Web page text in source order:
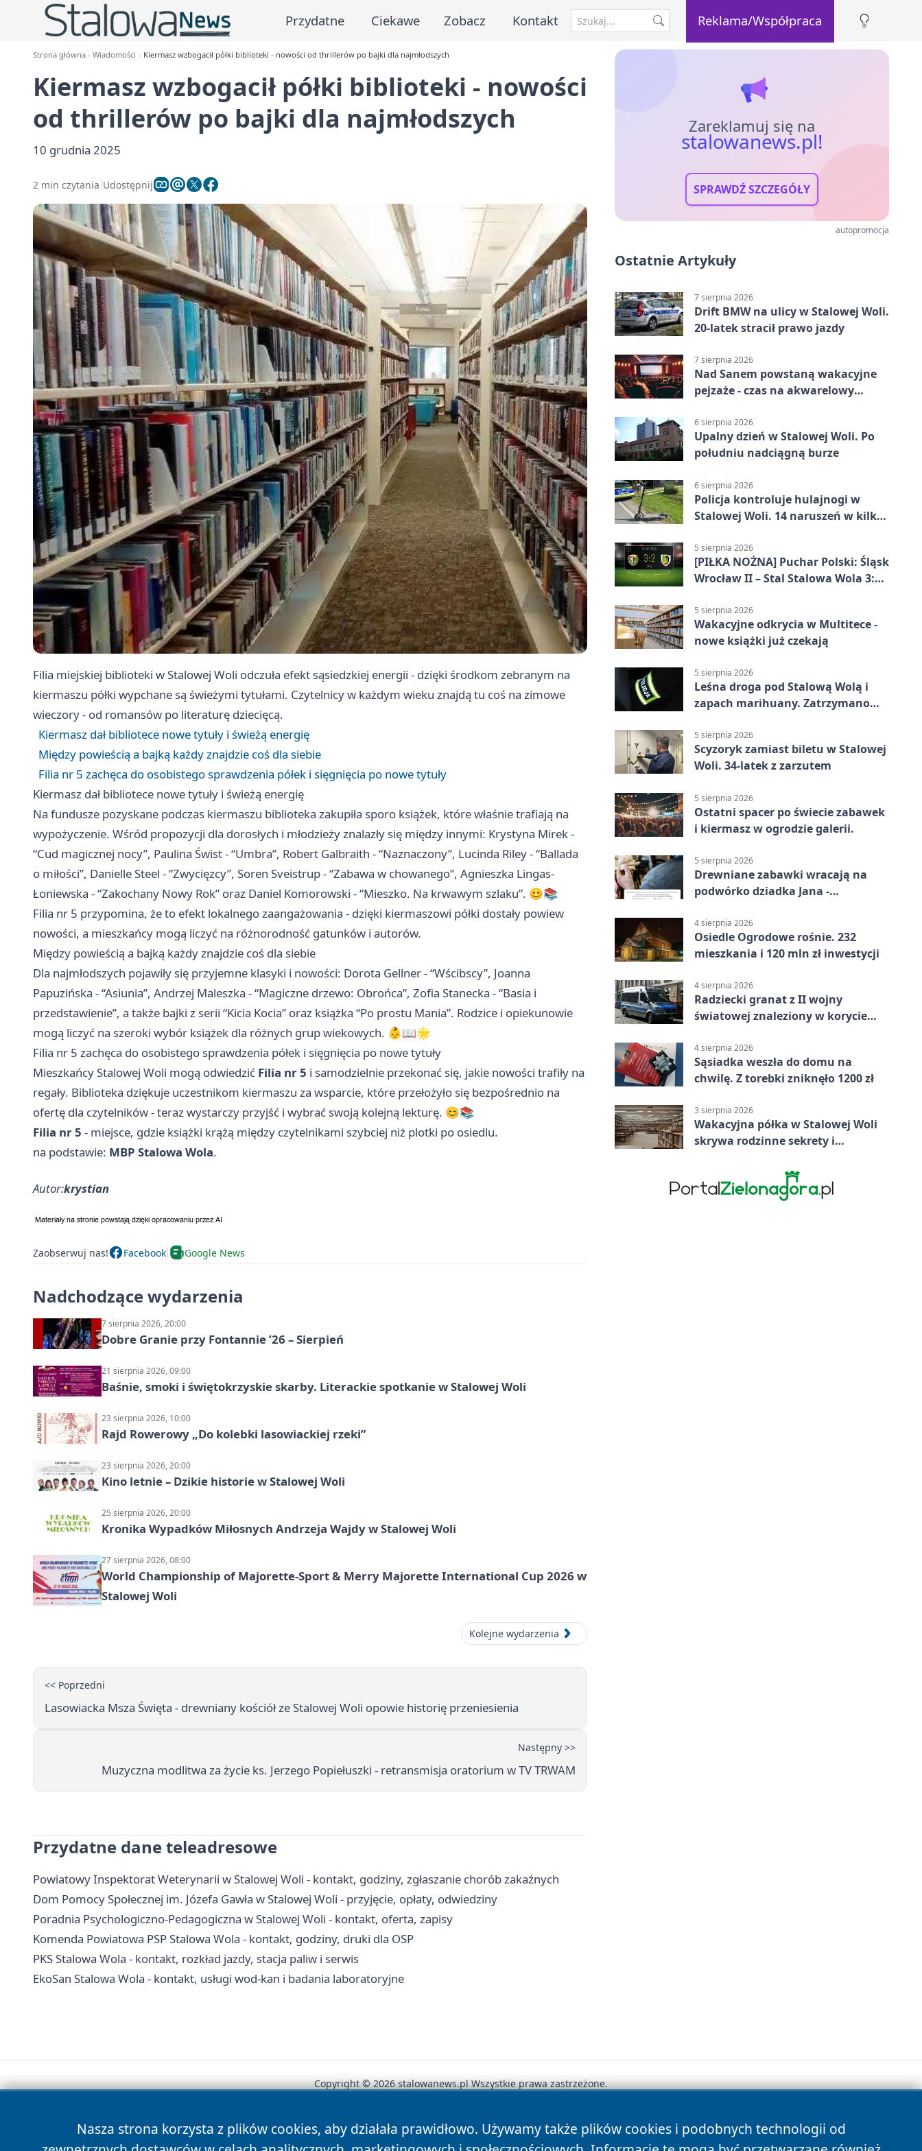
Przydatne Ciekawe Zobacz Kontakt Reklama/Współpraca
Strona główna Wiadomości Kiermasz wzbogacił półki biblioteki - nowości od thrillerów po bajki dla najmłodszych
Kiermasz wzbogacił półki biblioteki - nowości
od thrillerów po bajki dla najmłodszych
10 grudnia 2025
2 min czytania Udostępnij
Filia miejskiej biblioteki w Stalowej Woli odczuła efekt sąsiedzkiej energii - dzięki środkom zebranym na
kiermaszu półki wypchane są świeżymi tytułami. Czytelnicy w każdym wieku znajdą tu coś na zimowe
wieczory - od romansów po literaturę dziecięcą.
Kiermasz dał bibliotece nowe tytuły i świeżą energię
Między powieścią a bajką każdy znajdzie coś dla siebie
Filia nr 5 zachęca do osobistego sprawdzenia półek i sięgnięcia po nowe tytuły
Kiermasz dał bibliotece nowe tytuły i świeżą energię
Na fundusze pozyskane podczas kiermaszu biblioteka zakupiła sporo książek, które właśnie trafiają na
wypożyczenie. Wśród propozycji dla dorosłych i młodzieży znalazły się między innymi: Krystyna Mirek -
“Cud magicznej nocy”, Paulina Świst - “Umbra”, Robert Galbraith - “Naznaczony”, Lucinda Riley - “Ballada
o miłości”, Danielle Steel - “Zwycięzcy”, Soren Sveistrup - “Zabawa w chowanego”, Agnieszka Lingas-
Łoniewska - “Zakochany Nowy Rok” oraz Daniel Komorowski - “Mieszko. Na krwawym szlaku”. 😊📚
Filia nr 5 przypomina, że to efekt lokalnego zaangażowania - dzięki kiermaszowi półki dostały powiew
nowości, a mieszkańcy mogą liczyć na różnorodność gatunków i autorów.
Między powieścią a bajką każdy znajdzie coś dla siebie
Dla najmłodszych pojawiły się przyjemne klasyki i nowości: Dorota Gellner - “Wścibscy”, Joanna
Papuzińska - “Asiunia”, Andrzej Maleszka - “Magiczne drzewo: Obrońca”, Zofia Stanecka - “Basia i
przedstawienie”, a także bajki z serii “Kicia Kocia” oraz książka “Po prostu Mania”. Rodzice i opiekunowie
mogą liczyć na szeroki wybór książek dla różnych grup wiekowych. 👶📖🌟
Filia nr 5 zachęca do osobistego sprawdzenia półek i sięgnięcia po nowe tytuły
Mieszkańcy Stalowej Woli mogą odwiedzić Filia nr 5 i samodzielnie przekonać się, jakie nowości trafiły na
regały. Biblioteka dziękuje uczestnikom kiermaszu za wsparcie, które przełożyło się bezpośrednio na
ofertę dla czytelników - teraz wystarczy przyjść i wybrać swoją kolejną lekturę. 😊📚
Filia nr 5 - miejsce, gdzie książki krążą między czytelnikami szybciej niż plotki po osiedlu.
na podstawie: MBP Stalowa Wola.
Autor:krystian
Zaobserwuj nas! Facebook Google News
Nadchodzące wydarzenia
7 sierpnia 2026, 20:00
Dobre Granie przy Fontannie ’26 – Sierpień
21 sierpnia 2026, 09:00
Baśnie, smoki i świętokrzyskie skarby. Literackie spotkanie w Stalowej Woli
23 sierpnia 2026, 10:00
Rajd Rowerowy „Do kolebki lasowiackiej rzeki”
23 sierpnia 2026, 20:00
Kino letnie – Dzikie historie w Stalowej Woli
25 sierpnia 2026, 20:00
Kronika Wypadków Miłosnych Andrzeja Wajdy w Stalowej Woli
27 sierpnia 2026, 08:00
World Championship of Majorette-Sport & Merry Majorette International Cup 2026 w
Stalowej Woli
Kolejne wydarzenia
<< Poprzedni
Lasowiacka Msza Święta - drewniany kościół ze Stalowej Woli opowie historię przeniesienia
Następny >>
Muzyczna modlitwa za życie ks. Jerzego Popiełuszki - retransmisja oratorium w TV TRWAM
Przydatne dane teleadresowe
Powiatowy Inspektorat Weterynarii w Stalowej Woli - kontakt, godziny, zgłaszanie chorób zakaźnych
Dom Pomocy Społecznej im. Józefa Gawła w Stalowej Woli - przyjęcie, opłaty, odwiedziny
Poradnia Psychologiczno-Pedagogiczna w Stalowej Woli - kontakt, oferta, zapisy
Komenda Powiatowa PSP Stalowa Wola - kontakt, godziny, druki dla OSP
PKS Stalowa Wola - kontakt, rozkład jazdy, stacja paliw i serwis
EkoSan Stalowa Wola - kontakt, usługi wod-kan i badania laboratoryjne
Zareklamuj się na
stalowanews.pl!
SPRAWDŹ SZCZEGÓŁY
autopromocja
Ostatnie Artykuły
7 sierpnia 2026
Drift BMW na ulicy w Stalowej Woli.
20-latek stracił prawo jazdy
7 sierpnia 2026
Nad Sanem powstaną wakacyjne
pejzaże - czas na akwarelowy
6 sierpnia 2026
Upalny dzień w Stalowej Woli. Po
południu nadciągną burze
6 sierpnia 2026
Policja kontroluje hulajnogi w
Stalowej Woli. 14 naruszeń w kilka
5 sierpnia 2026
[PIŁKA NOŻNA] Puchar Polski: Śląsk
Wrocław II – Stal Stalowa Wola 3:2
5 sierpnia 2026
Wakacyjne odkrycia w Multitece -
nowe książki już czekają
5 sierpnia 2026
Leśna droga pod Stalową Wolą i
zapach marihuany. Zatrzymano
5 sierpnia 2026
Scyzoryk zamiast biletu w Stalowej
Woli. 34-latek z zarzutem
5 sierpnia 2026
Ostatni spacer po świecie zabawek
i kiermasz w ogrodzie galerii.
5 sierpnia 2026
Drewniane zabawki wracają na
podwórko dziadka Jana -
4 sierpnia 2026
Osiedle Ogrodowe rośnie. 232
mieszkania i 120 mln zł inwestycji
4 sierpnia 2026
Radziecki granat z II wojny
światowej znaleziony w korycie
4 sierpnia 2026
Sąsiadka weszła do domu na
chwilę. Z torebki zniknęło 1200 zł
3 sierpnia 2026
Wakacyjna półka w Stalowej Woli
skrywa rodzinne sekrety i
Nasza strona korzysta z plików cookies, aby działała prawidłowo. Używamy także plików cookies i podobnych technologii od
Copyright © 2026 stalowanews.pl Wszystkie prawa zastrzeżone.
News Autorzy Polityka Prywatności Polityka Cookies